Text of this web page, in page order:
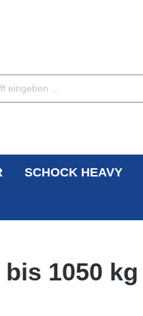
SCHOCK HEAVY
1050